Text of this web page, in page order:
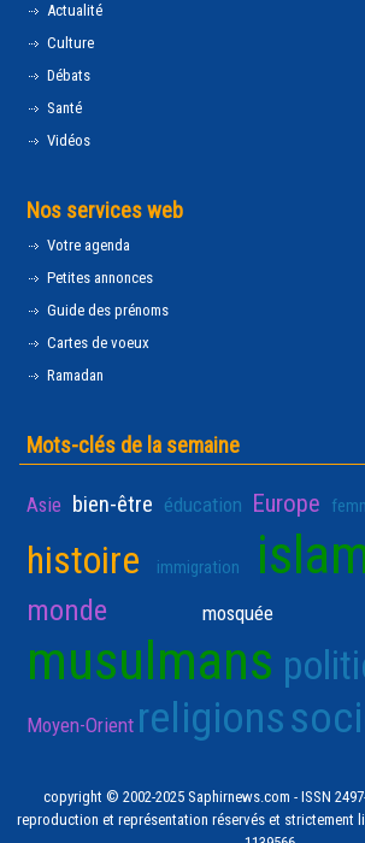
Actualité
Culture
Débats
Santé
Vidéos
Nos services web
Votre agenda
Petites annonces
Guide des prénoms
Cartes de voeux
Ramadan
Mots-clés de la semaine
Asie bien-être éducation Europe
histoire immigration
monde mosquée
musulmans
Moyen-Orient religions
copyright © 2002-2025 Saphirnews.com - ISSN
reproduction et représentation réservés et strictement